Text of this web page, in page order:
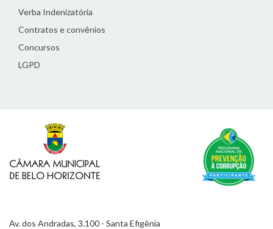
Verba Indenizatória
Contratos e convênios
Concursos
LGPD
Av. dos Andradas, 3.100 - Santa Efigênia